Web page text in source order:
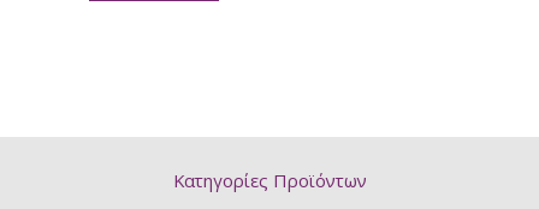
Κατηγορίες Προϊόντων